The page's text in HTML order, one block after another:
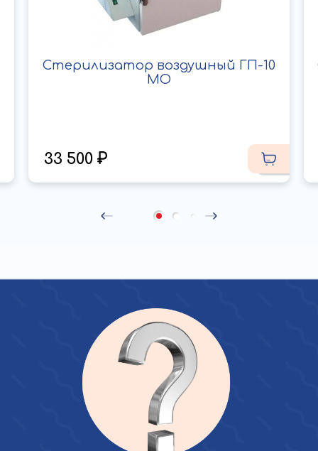
Стерилизатор воздушный ГП-10
МО
33 500